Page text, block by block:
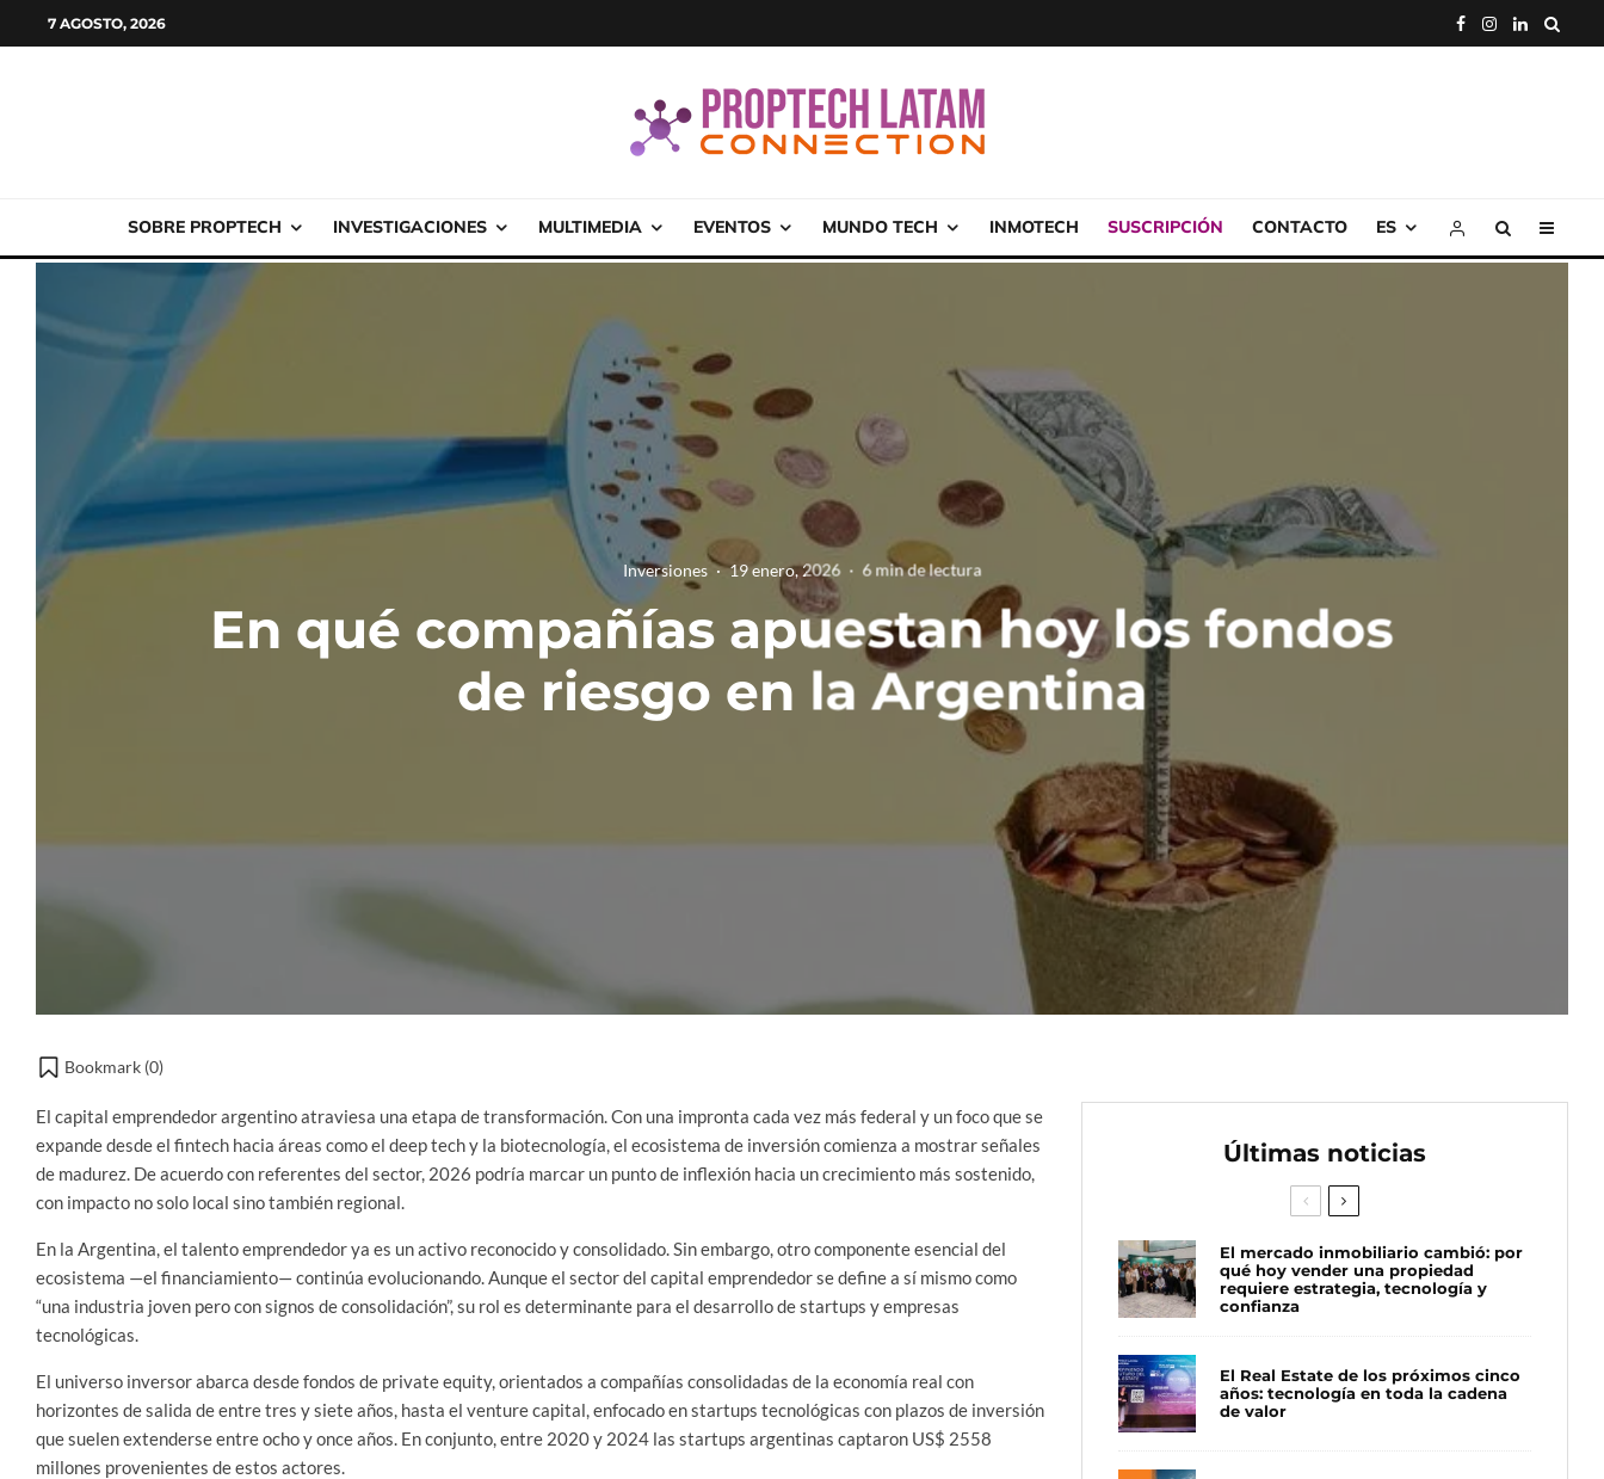
7 AGOSTO, 2026
SOBRE PROPTECH INVESTIGACIONES MULTIMEDIA EVENTOS MUNDO TECH INMOTECH SUSCRIPCIÓN CONTACTO ES
Inversiones · 19 enero, 2026 · 6 min de lectura
En qué compañías apuestan hoy los fondos
de riesgo en la Argentina
Bookmark (0)
El capital emprendedor argentino atraviesa una etapa de transformación. Con una impronta cada vez más federal y un foco que se
expande desde el fintech hacia áreas como el deep tech y la biotecnología, el ecosistema de inversión comienza a mostrar señales
de madurez. De acuerdo con referentes del sector, 2026 podría marcar un punto de inflexión hacia un crecimiento más sostenido,
con impacto no solo local sino también regional.
En la Argentina, el talento emprendedor ya es un activo reconocido y consolidado. Sin embargo, otro componente esencial del
ecosistema —el financiamiento— continúa evolucionando. Aunque el sector del capital emprendedor se define a sí mismo como
“una industria joven pero con signos de consolidación”, su rol es determinante para el desarrollo de startups y empresas
tecnológicas.
El universo inversor abarca desde fondos de private equity, orientados a compañías consolidadas de la economía real con
horizontes de salida de entre tres y siete años, hasta el venture capital, enfocado en startups tecnológicas con plazos de inversión
que suelen extenderse entre ocho y once años. En conjunto, entre 2020 y 2024 las startups argentinas captaron US$ 2558
millones provenientes de estos actores.
Últimas noticias
El mercado inmobiliario cambió: por
qué hoy vender una propiedad
requiere estrategia, tecnología y
confianza
El Real Estate de los próximos cinco
años: tecnología en toda la cadena
de valor